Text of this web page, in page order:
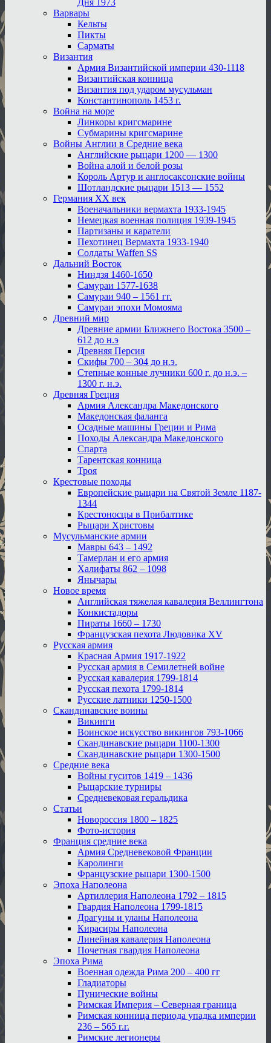
Варвары
Кельты
Пикты
Сарматы
Византия
Армия Византийской империи 430-1118
Византийская конница
Византия под ударом мусульман
Константинополь 1453 г.
Война на море
Линкоры кригсмарине
Субмарины кригсмарине
Войны Англии в Средние века
Английские рыцари 1200 — 1300
Война алой и белой розы
Король Артур и англосаксонские войны
Шотландские рыцари 1513 — 1552
Германия XX век
Военачальники вермахта 1933-1945
Немецкая военная полиция 1939-1945
Партизаны и каратели
Пехотинец Вермахта 1933-1940
Солдаты Waffen SS
Дальний Восток
Ниндзя 1460-1650
Самураи 1577-1638
Самураи 940 – 1561 гг.
Самураи эпохи Момояма
Древний мир
Древние армии Ближнего Востока 3500 –
612 до н.э
Древняя Персия
Скифы 700 – 304 до н.э.
Степные конные лучники 600 г. до н.э. –
1300 г. н.э.
Древняя Греция
Армия Александра Македонского
Македонская фаланга
Осадные машины Греции и Рима
Походы Александра Македонского
Спарта
Тарентская конница
Троя
Крестовые походы
Европейские рыцари на Святой Земле 1187-
1344
Крестоносцы в Прибалтике
Рыцари Христовы
Мусульманские армии
Мавры 643 – 1492
Тамерлан и его армия
Халифаты 862 – 1098
Янычары
Новое время
Английская тяжелая кавалерия Веллингтона
Конкистадоры
Пираты 1660 – 1730
Французская пехота Людовика XV
Русская армия
Красная Армия 1917-1922
Русская армия в Семилетней войне
Русская кавалерия 1799-1814
Русская пехота 1799-1814
Русские латники 1250-1500
Скандинавские воины
Викинги
Воинское искусство викингов 793-1066
Скандинавские рыцари 1100-1300
Скандинавские рыцари 1300-1500
Средние века
Войны гуситов 1419 – 1436
Рыцарские турниры
Средневековая геральдика
Статьи
Новороссия 1800 – 1825
Фото-история
Франция средние века
Армия Средневековой Франции
Каролинги
Французские рыцари 1300-1500
Эпоха Наполеона
Артиллерия Наполеона 1792 – 1815
Гвардия Наполеона 1799-1815
Драгуны и уланы Наполеона
Кирасиры Наполеона
Линейная кавалерия Наполеона
Почетная гвардия Наполеона
Эпоха Рима
Военная одежда Рима 200 – 400 гг
Гладиаторы
Пунические войны
Римская Империя – Северная граница
Римская конница периода упадка империи
236 – 565 г.г.
Римские легионеры